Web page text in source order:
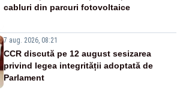
cabluri din parcuri fotovoltaice
7 aug. 2026, 08:21
CCR discută pe 12 august sesizarea
privind legea integrității adoptată de
Parlament